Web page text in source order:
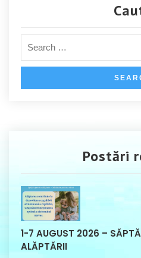
Postări
1-7 AUGUST 2026 –
ALĂPTĂRII